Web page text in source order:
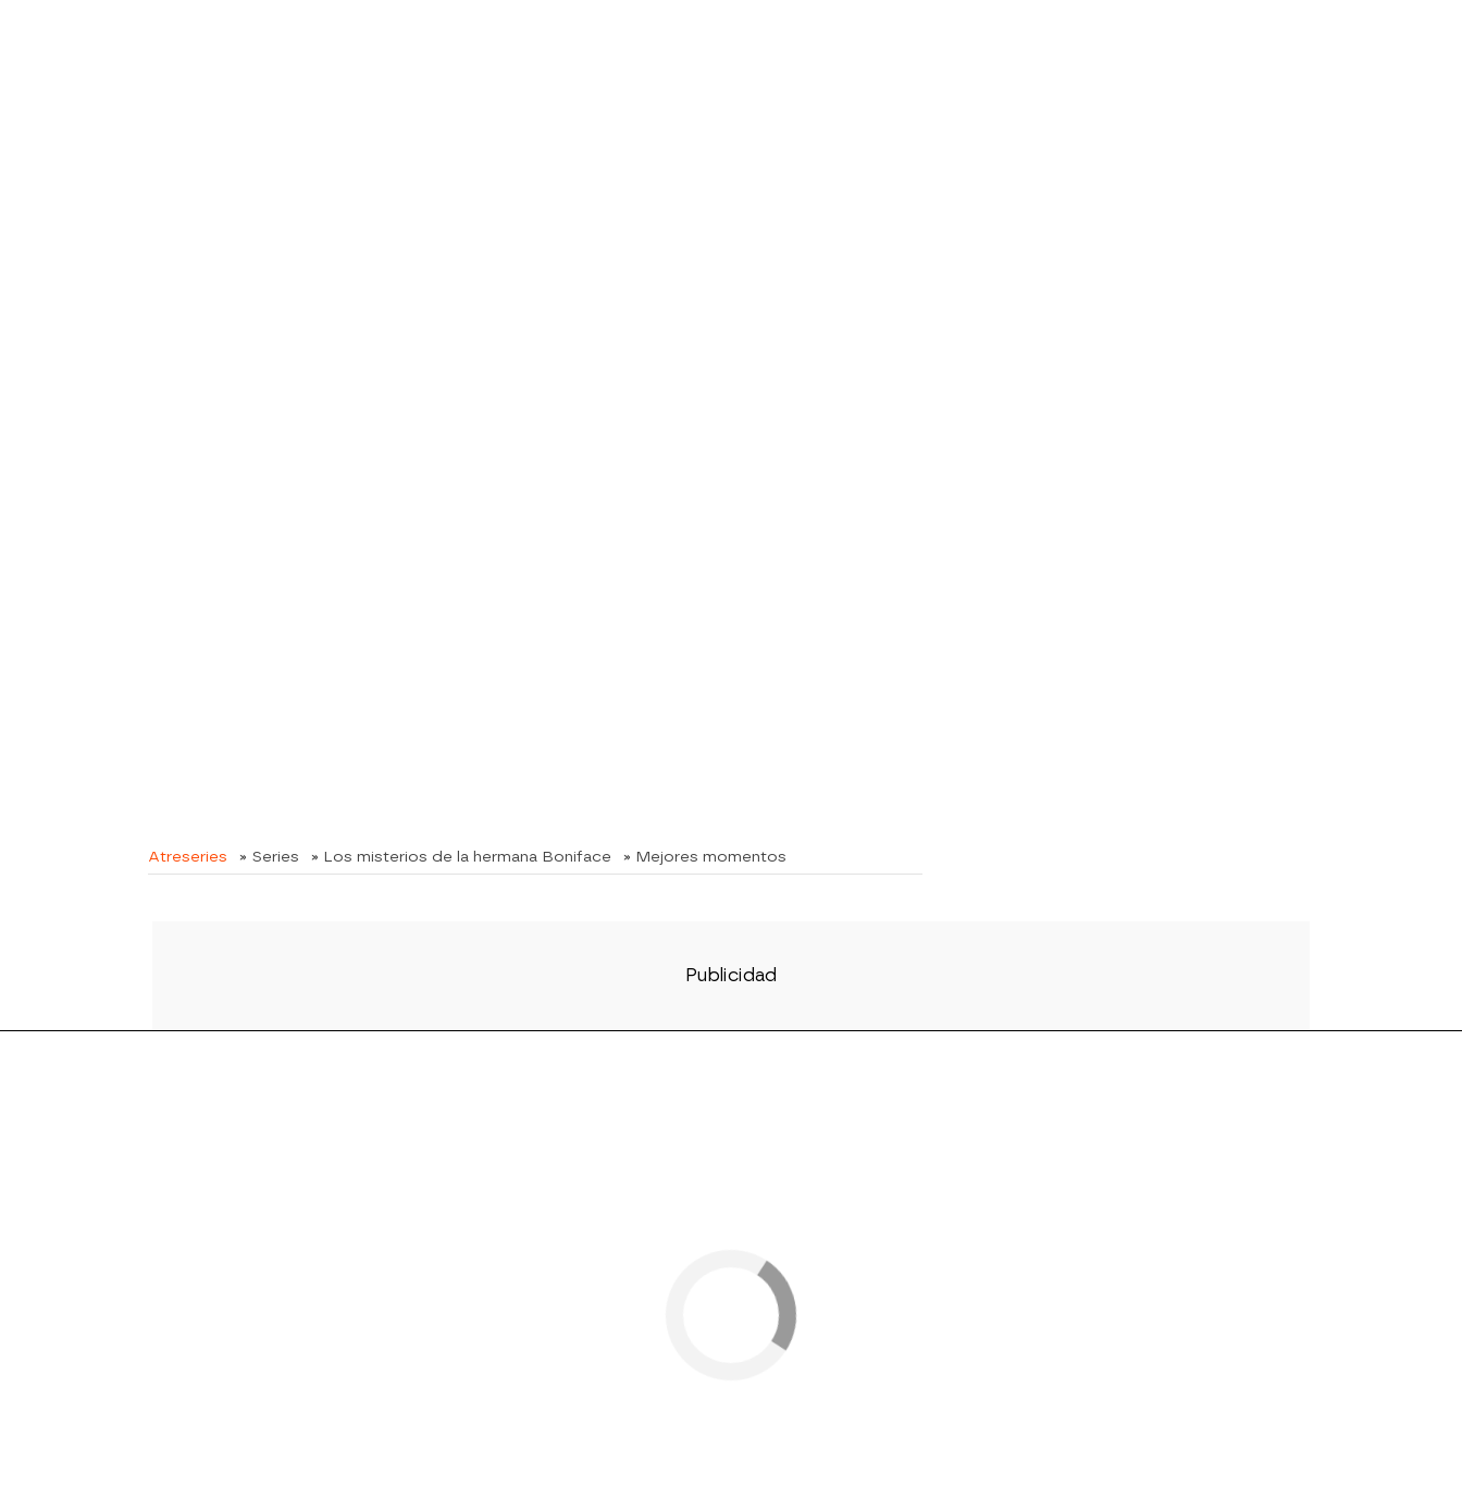
Atreseries » Series » Los misterios de la hermana Boniface » Mejores momentos